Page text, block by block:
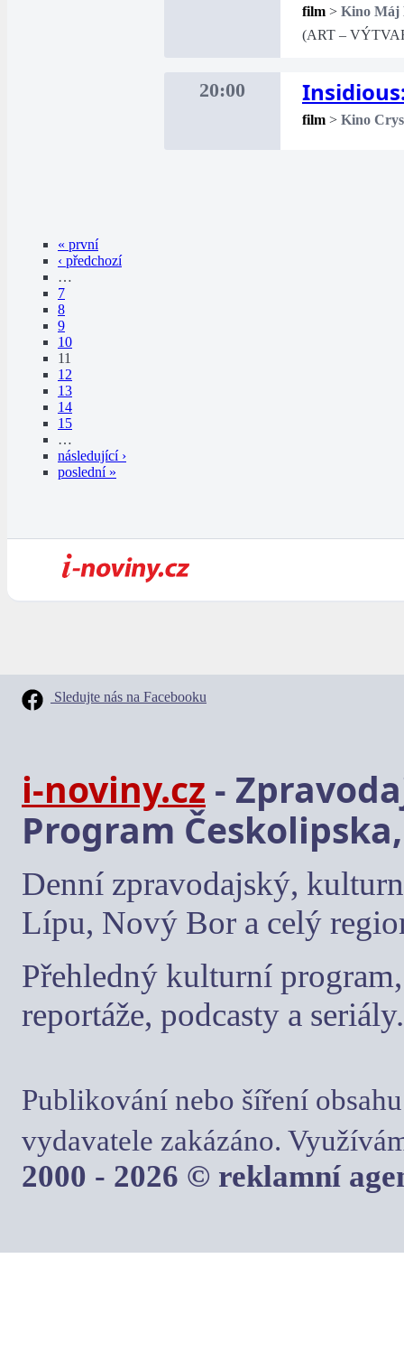
film > Kino Máj
(ART –
20:00
film > Kino
« první
‹ předchozí
…
7
8
9
10
11
12
13
14
15
…
následující ›
poslední »
Sledujte nás na Facebooku
i-noviny.cz -
Program
Denní zpravodajský,
Lípu, Nový Bor a celý
Přehledný kulturní
reportáže, podcasty a seriály.
Publikování nebo šíření
vydavatele zakázáno.
2000 - 2026 © reklamní